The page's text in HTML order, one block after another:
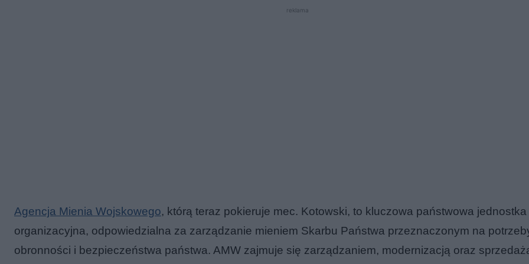
reklama
Agencja Mienia Wojskowego, którą teraz pokieruje mec. Kotowski, to kluczowa państwowa jednostka
organizacyjna, odpowiedzialna za zarządzanie mieniem Skarbu Państwa przeznaczonym na
obronności i bezpieczeństwa państwa. AMW zajmuje się zarządzaniem, modernizacją oraz